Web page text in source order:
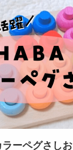
ーペグさし